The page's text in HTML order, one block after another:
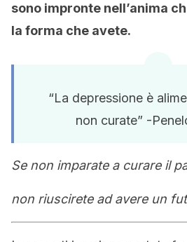
sono impronte nell’anima
la forma che avete.
“La depressione è
non curate” -
Se non imparate a curare il
non riuscirete ad avere un